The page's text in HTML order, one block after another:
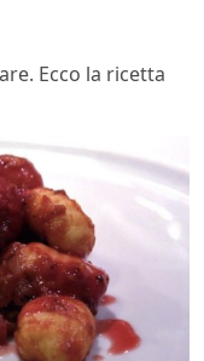
Ecco la ricetta